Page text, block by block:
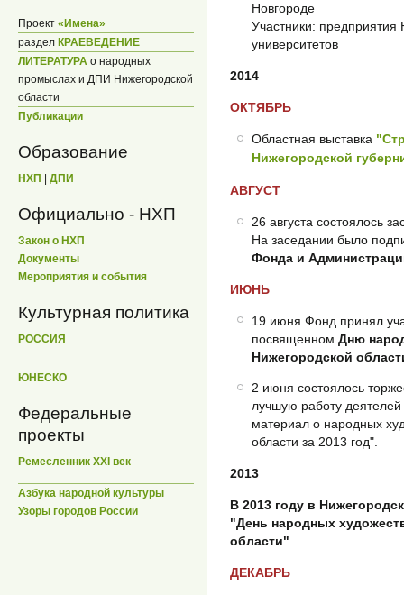
Проект «Имена»
раздел КРАЕВЕДЕНИЕ
ЛИТЕРАТУРА о народных
промыслах и ДПИ Нижегородской
области
Публикации
Образование
НХП | ДПИ
Официально - НХП
Закон о НХП
Документы
Мероприятия и события
Культурная политика
РОССИЯ
ЮНЕСКО
Федеральные
проекты
Ремесленник XXI век
Азбука народной культуры
Узоры городов России
Новгороде
Участники:
университетов
2014
ОКТЯБРЬ
Областная выставка
Нижегородской
АВГУСТ
26 августа состоялось
На заседании было
Фонда и
ИЮНЬ
19 июня Фонд принял
посвященном Дню
Нижегородской
2 июня состоялось
лучшую работу деятелей
материал о народных
области за 2013 год".
2013
В 2013 году в
"День народных
области"
ДЕКАБРЬ